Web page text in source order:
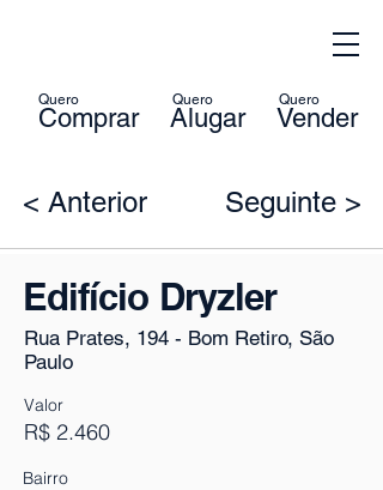
Quero
Comprar
Quero
Alugar
Quero
Vender
< Anterior Seguinte >
Edifício Dryzler
Rua Prates, 194 - Bom Retiro, São
Paulo
Valor
R$ 2.460
Bairro